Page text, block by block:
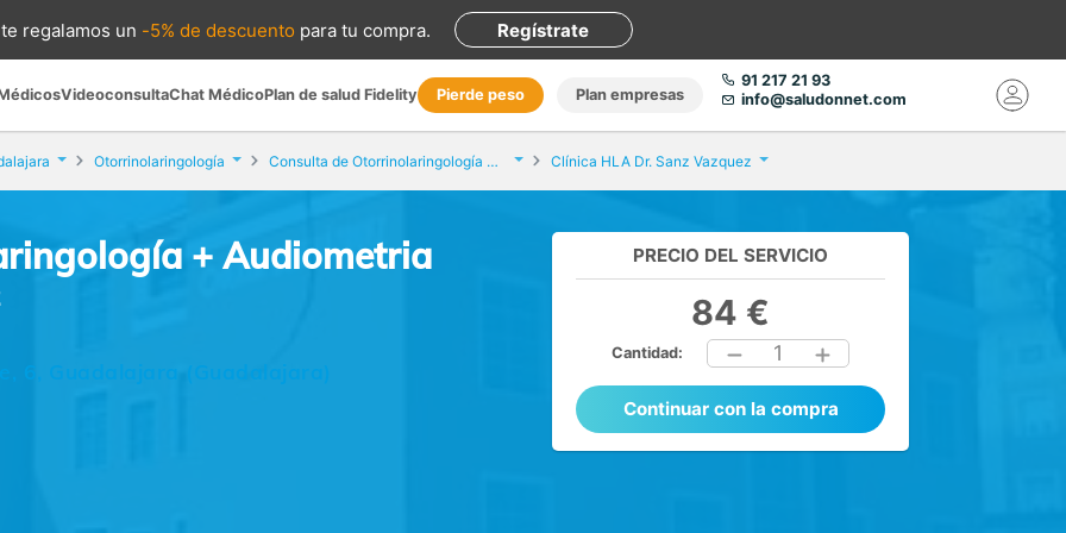
regalamos un -5% de descuento para tu compra. Regístrate
VideoconsultaChat MédicoPlan de salud Fidelity Pierde peso Plan empresas
91 217 21 93
info@saludonnet.com
Otorrinolaringología Consulta de Otorrinolaringología + Audiometria Clínica HLA Dr. Sanz Vazquez
+ Audiometria PRECIO DEL SERVICIO
84 €
Cantidad: 1
Continuar con la compra